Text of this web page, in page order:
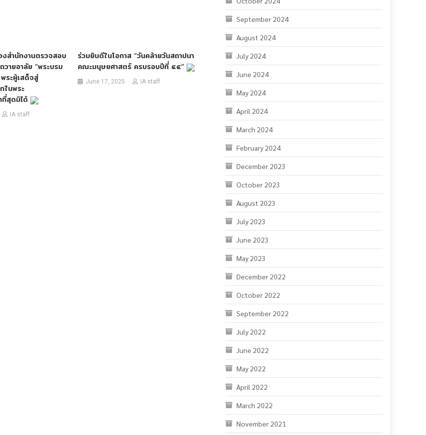
ในพระ
ที่สุดมิได้
IA staff
July 2024
June 2024
May 2024
April 2024
March 2024
February 2024
December 2023
October 2023
August 2023
July 2023
June 2023
May 2023
December 2022
October 2022
September 2022
July 2022
June 2022
May 2022
April 2022
March 2022
November 2021
October 2021
September 2021